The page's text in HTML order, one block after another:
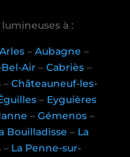
à :
Arles –Aubagne –
Air –Cabriès –
– Châteauneuf-les-
– Eyguières
– Gémenos–
Bouilladisse – La
– La Penne-sur-